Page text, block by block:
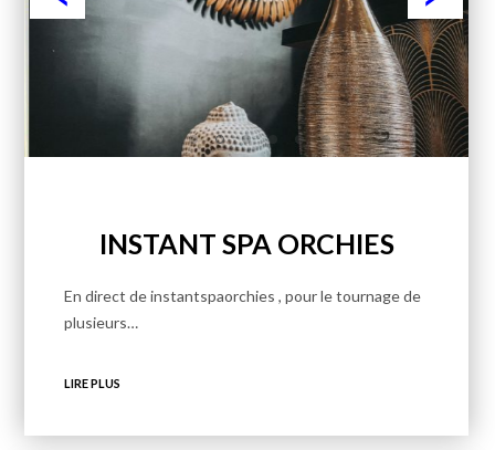
INSTANT SPA ORCHIES
En direct de instantspaorchies , pour le tournage de
plusieurs…
LIRE PLUS